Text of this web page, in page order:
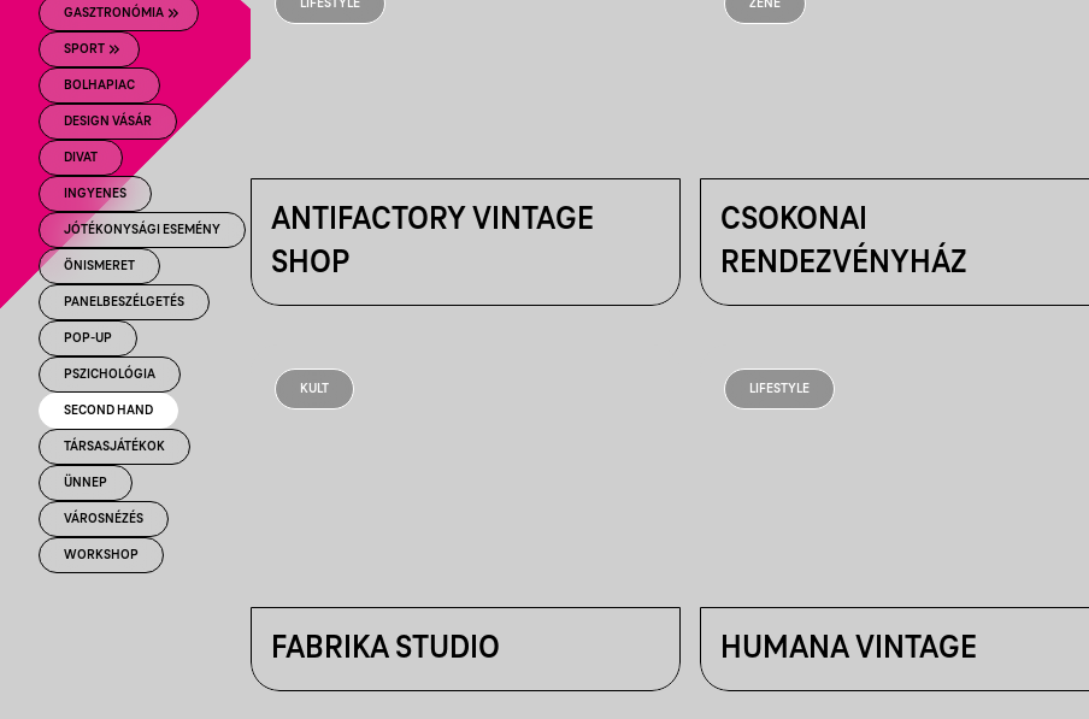
GASZTRONÓMIA
SPORT
BOLHAPIAC
DESIGN VÁSÁR
DIVAT
INGYENES
JÓTÉKONYSÁGI ESEMÉNY
ÖNISMERET
PANELBESZÉLGETÉS
POP-UP
PSZICHOLÓGIA
SECOND HAND
TÁRSASJÁTÉKOK
ÜNNEP
VÁROSNÉZÉS
WORKSHOP
LIFESTYLE
ANTIFACTORY VINTAGE
SHOP
ZENE
CSOKONAI
RENDEZVÉNYHÁZ
KULT
FABRIKA STUDIO
LIFESTYLE
HUMANA VINTAGE